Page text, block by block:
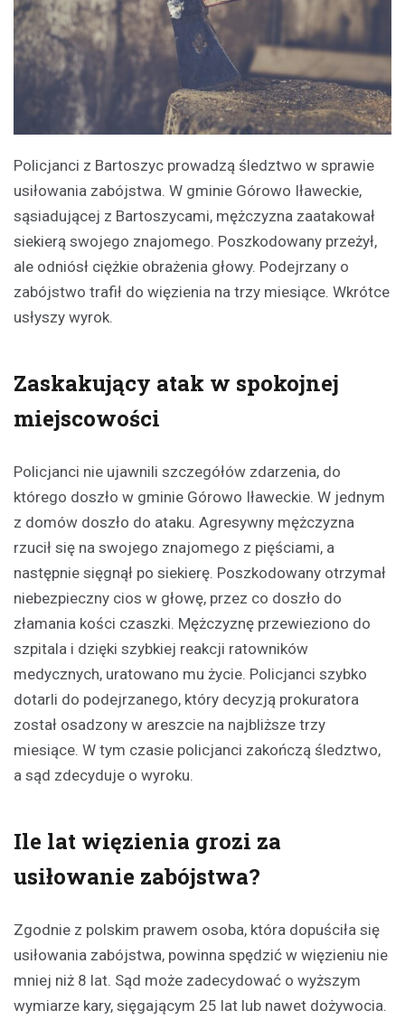
Policjanci z Bartoszyc prowadzą śledztwo w sprawie
usiłowania zabójstwa. W gminie Górowo Iławeckie,
sąsiadującej z Bartoszycami, mężczyzna zaatakował
siekierą swojego znajomego. Poszkodowany przeżył,
ale odniósł ciężkie obrażenia głowy. Podejrzany o
zabójstwo trafił do więzienia na trzy miesiące. Wkrótce
usłyszy wyrok.
Zaskakujący atak w spokojnej
miejscowości
Policjanci nie ujawnili szczegółów zdarzenia, do
którego doszło w gminie Górowo Iławeckie. W jednym
z domów doszło do ataku. Agresywny mężczyzna
rzucił się na swojego znajomego z pięściami, a
następnie sięgnął po siekierę. Poszkodowany otrzymał
niebezpieczny cios w głowę, przez co doszło do
złamania kości czaszki. Mężczyznę przewieziono do
szpitala i dzięki szybkiej reakcji ratowników
medycznych, uratowano mu życie. Policjanci szybko
dotarli do podejrzanego, który decyzją prokuratora
został osadzony w areszcie na najbliższe trzy
miesiące. W tym czasie policjanci zakończą śledztwo,
a sąd zdecyduje o wyroku.
Ile lat więzienia grozi za
usiłowanie zabójstwa?
Zgodnie z polskim prawem osoba, która dopuściła się
usiłowania zabójstwa, powinna spędzić w więzieniu nie
mniej niż 8 lat. Sąd może zadecydować o wyższym
wymiarze kary, sięgającym 25 lat lub nawet dożywocia.